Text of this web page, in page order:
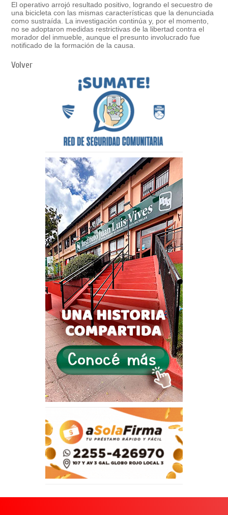
El operativo arrojó resultado positivo, logrando el secuestro de
una bicicleta con las mismas características que la denunciada
como sustraída. La investigación continúa y, por el momento,
no se adoptaron medidas restrictivas de la libertad contra el
morador del inmueble, aunque el presunto involucrado fue
notificado de la formación de la causa.
Volver